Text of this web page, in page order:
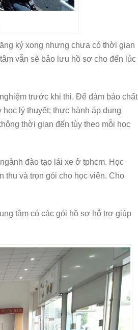
ký xong nhưng chưa có thời gian
vẫn sẽ bảo lưu hồ sơ cho đến lúc
trước khi thi. Để đảm bảo chất
lý thuyết; thực hành áp dụng
thời gian đến tùy theo mỗi học
đào tạo lái xe ở tphcm. Học
thu và trọn gói cho học viên. Cho
tâm có các gói hồ sơ hỗ trợ giúp